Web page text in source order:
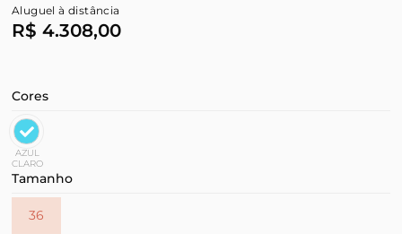
Aluguel à distância
R$ 4.308,00
Cores
AZUL
CLARO
Tamanho
36